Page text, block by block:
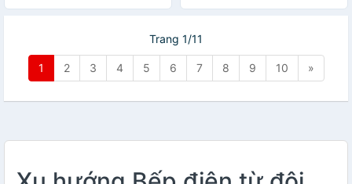
Trang 1/11
1 2 3 4 5 6 7 8 9 10 »